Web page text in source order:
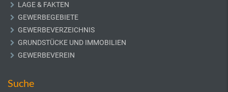
LAGE & FAKTEN
GEWERBEGEBIETE
GEWERBEVERZEICHNIS
GRUNDSTÜCKE UND IMMOBILIEN
GEWERBEVEREIN
Suche